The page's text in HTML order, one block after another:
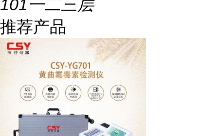
101一二三层
推荐产品